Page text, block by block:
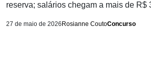
reserva; salários chegam a mais de R$
27 de maio de 2026 Rosianne CoutoConcurso